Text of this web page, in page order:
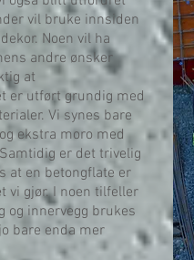
vil bruke innsiden
Noen vil ha
andre ønsker
at
er utført grundig med
Vi synes bare
ekstra moro med
er det trivelig
at en betongflate er
vi gjør. I noen tilfeller
og innervegg brukes
bare enda mer